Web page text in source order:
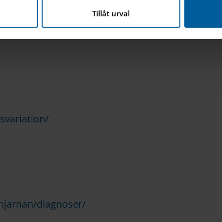
Tillåt urval
diagnoser/